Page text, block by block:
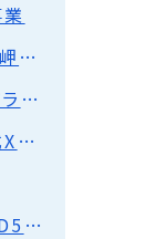
令和8年4月1日から地球岬駐車場が有料になります
外国客船入港時の通訳ボランティア募集
室蘭市経済部観光課公式Xアカウント(旧Twitter)
SLを磨いてみませんか？D51ミガキ隊隊員募集中！